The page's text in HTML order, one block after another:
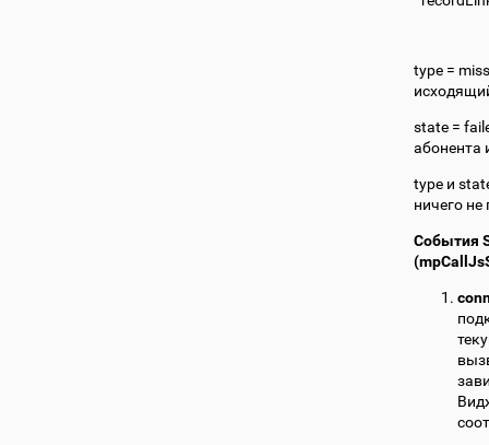
type =
state =
абонента
type и
ничего не
События